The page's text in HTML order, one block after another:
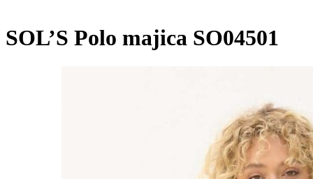
SOL’S Polo majica SO04501